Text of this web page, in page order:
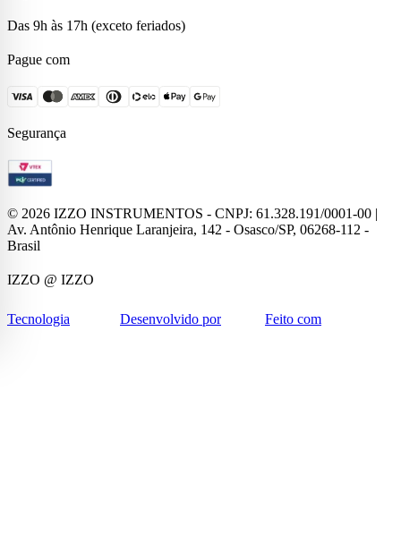
Das 9h às 17h (exceto feriados)
Pague com
Segurança
© 2026 IZZO INSTRUMENTOS - CNPJ: 61.328.191/0001-00 |
Av. Antônio Henrique Laranjeira, 142 - Osasco/SP, 06268-112 -
Brasil
IZZO @ IZZO
Tecnologia Desenvolvido por Feito com